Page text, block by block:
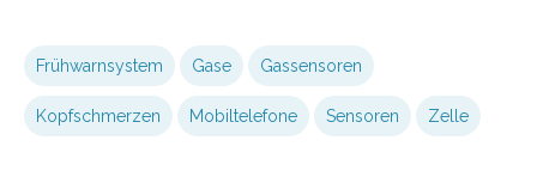
Frühwarnsystem Gase Gassensoren
Kopfschmerzen Mobiltelefone Sensoren Zelle